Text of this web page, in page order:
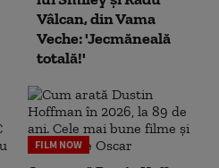
Vâlcan, din Vama
Veche: 'Jecmăneală
totală!'
FILM NOW